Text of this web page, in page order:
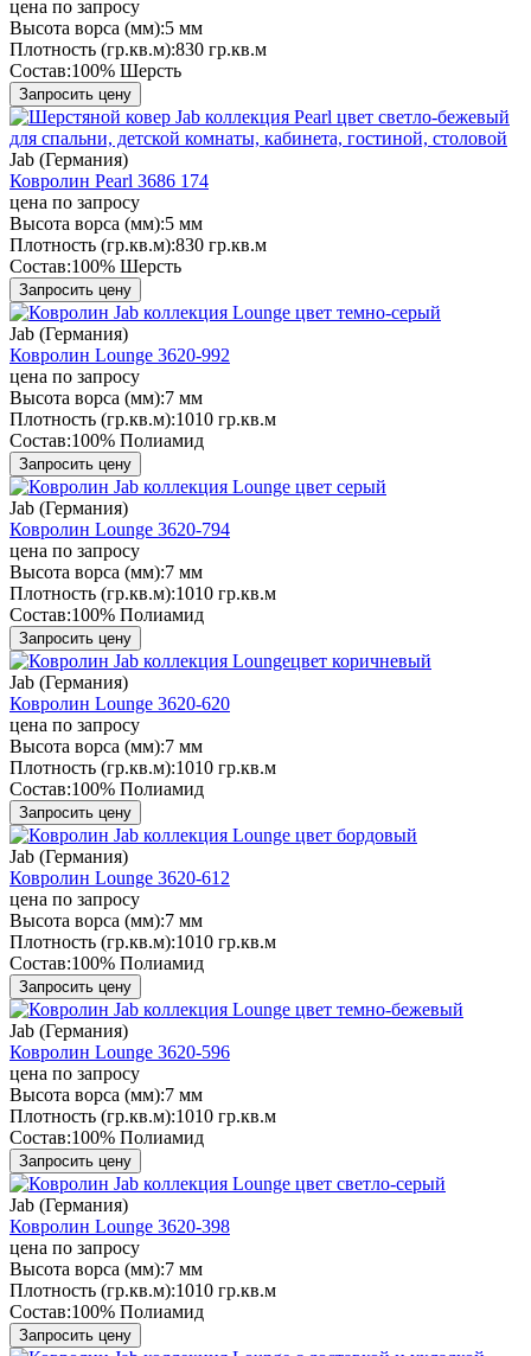
цена по запросу
Высота ворса (мм):5 мм
Плотность (гр.кв.м):830 гр.кв.м
Состав:100% Шерсть
Запросить цену
Jab (Германия)
Ковролин Pearl 3686 174
цена по запросу
Высота ворса (мм):5 мм
Плотность (гр.кв.м):830 гр.кв.м
Состав:100% Шерсть
Запросить цену
Jab (Германия)
Ковролин Lounge 3620-992
цена по запросу
Высота ворса (мм):7 мм
Плотность (гр.кв.м):1010 гр.кв.м
Состав:100% Полиамид
Запросить цену
Jab (Германия)
Ковролин Lounge 3620-794
цена по запросу
Высота ворса (мм):7 мм
Плотность (гр.кв.м):1010 гр.кв.м
Состав:100% Полиамид
Запросить цену
Jab (Германия)
Ковролин Lounge 3620-620
цена по запросу
Высота ворса (мм):7 мм
Плотность (гр.кв.м):1010 гр.кв.м
Состав:100% Полиамид
Запросить цену
Jab (Германия)
Ковролин Lounge 3620-612
цена по запросу
Высота ворса (мм):7 мм
Плотность (гр.кв.м):1010 гр.кв.м
Состав:100% Полиамид
Запросить цену
Jab (Германия)
Ковролин Lounge 3620-596
цена по запросу
Высота ворса (мм):7 мм
Плотность (гр.кв.м):1010 гр.кв.м
Состав:100% Полиамид
Запросить цену
Jab (Германия)
Ковролин Lounge 3620-398
цена по запросу
Высота ворса (мм):7 мм
Плотность (гр.кв.м):1010 гр.кв.м
Состав:100% Полиамид
Запросить цену